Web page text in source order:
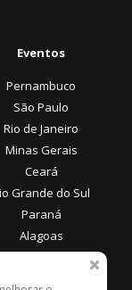
Eventos
Pernambuco
São Paulo
Rio de Janeiro
Minas Gerais
Ceará
Grande do Sul
Paraná
Alagoas
Pagamento